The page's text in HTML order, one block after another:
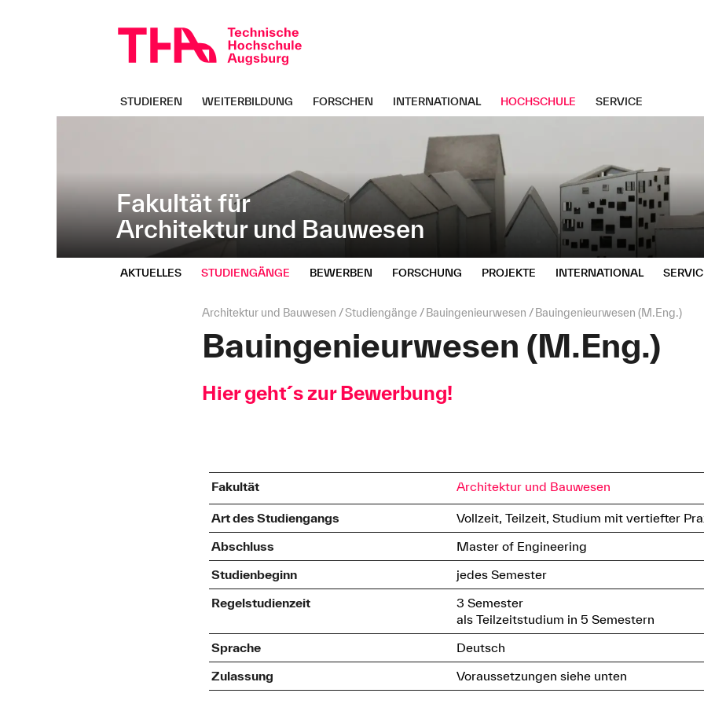
überspringen
Fakultät für
Architektur und Bauwesen
STUDIEREN WEITERBILDUNG FORSCHEN INTERNATIONAL HOCHSCHULE SERVICE
AKTUELLES STUDIENGÄNGE BEWERBEN FORSCHUNG PROJEKTE INTERNATIONAL
Seitenpfad:
Architektur und Bauwesen Studiengänge Bauingenieurwesen Bauingenieurwesen (M.Eng.)
Bauingenieurwesen (M.Eng.)
Hier geht´s zur Bewerbung!
Fakultät Architektur und Bauwesen
Art des Studiengangs
Vollzeit, Teilzeit, Studium mit vertiefter
Abschluss
Master of Engineering
Studienbeginn
jedes Semester
Regelstudienzeit
3 Semester
als Teilzeitstudium in 5 Semestern
Sprache
Deutsch
Zulassung
Voraussetzungen siehe unten